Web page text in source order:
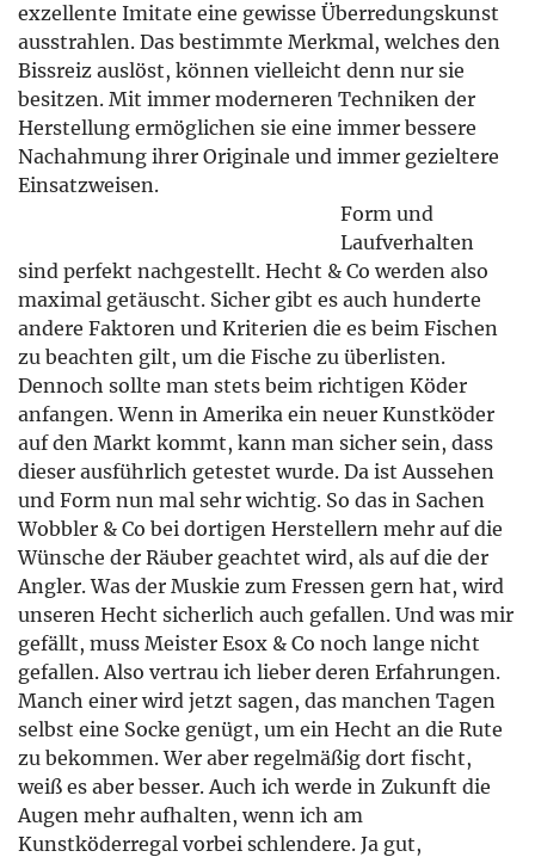
exzellente Imitate eine gewisse Überredungskunst
ausstrahlen. Das bestimmte Merkmal, welches den
Bissreiz auslöst, können vielleicht denn nur sie
besitzen. Mit immer moderneren Techniken der
Herstellung ermöglichen sie eine immer bessere
Nachahmung ihrer Originale und immer gezieltere
Einsatzweisen.
Form und
Laufverhalten
sind perfekt nachgestellt. Hecht & Co werden also
maximal getäuscht. Sicher gibt es auch hunderte
andere Faktoren und Kriterien die es beim Fischen
zu beachten gilt, um die Fische zu überlisten.
Dennoch sollte man stets beim richtigen Köder
anfangen. Wenn in Amerika ein neuer Kunstköder
auf den Markt kommt, kann man sicher sein, dass
dieser ausführlich getestet wurde. Da ist Aussehen
und Form nun mal sehr wichtig. So das in Sachen
Wobbler & Co bei dortigen Herstellern mehr auf die
Wünsche der Räuber geachtet wird, als auf die der
Angler. Was der Muskie zum Fressen gern hat, wird
unseren Hecht sicherlich auch gefallen. Und was mir
gefällt, muss Meister Esox & Co noch lange nicht
gefallen. Also vertrau ich lieber deren Erfahrungen.
Manch einer wird jetzt sagen, das manchen Tagen
selbst eine Socke genügt, um ein Hecht an die Rute
zu bekommen. Wer aber regelmäßig dort fischt,
weiß es aber besser. Auch ich werde in Zukunft die
Augen mehr aufhalten, wenn ich am
Kunstköderregal vorbei schlendere. Ja gut,